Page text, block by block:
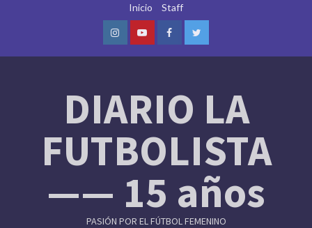
Inicio Staff
InstagramYoutubeFacebookTwitter
DIARIO LA
FUTBOLISTA
—— 15 años
PASIÓN POR EL FÚTBOL FEMENINO